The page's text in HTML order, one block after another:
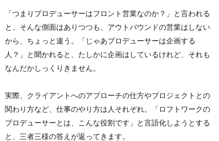
「つまりプロデューサーはフロント営業なのか？」と言われる
と、そんな側面はありつつも、アウトバウンドの営業はしない
から、ちょっと違う。「じゃあプロデューサーは企画する
人？」と聞かれると、たしかに企画はしているけれど、それも
なんだかしっくりきません。
実際、クライアントへのアプローチの仕方やプロジェクトとの
関わり方など、仕事のやり方は人それぞれ。「ロフトワークの
プロデューサーとは、こんな役割です」と言語化しようとする
と、三者三様の答えが返ってきます。